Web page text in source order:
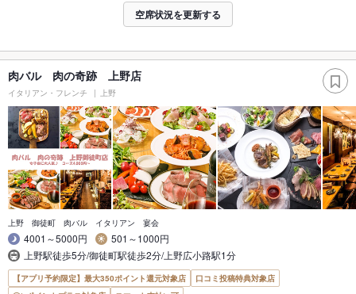
空席状況を更新する
肉バル 肉の奇跡 上野店
イタリアン・フレンチ 上野
上野 御徒町 肉バル イタリアン 宴会
4001～5000円
501～1000円
上野駅徒歩5分/御徒町駅徒歩2分/上野広小路駅1分
【アプリ予約限定】最大350ポイント還元対象店
口コミ投稿特典対象店